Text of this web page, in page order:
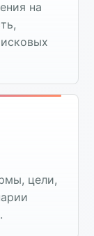
на
цели,